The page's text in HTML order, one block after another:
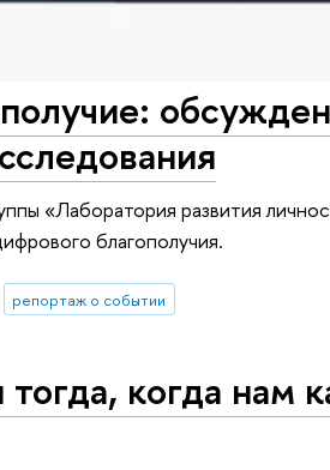
«Лаборатория развития
благополучия.
репортаж о событии
когда нам